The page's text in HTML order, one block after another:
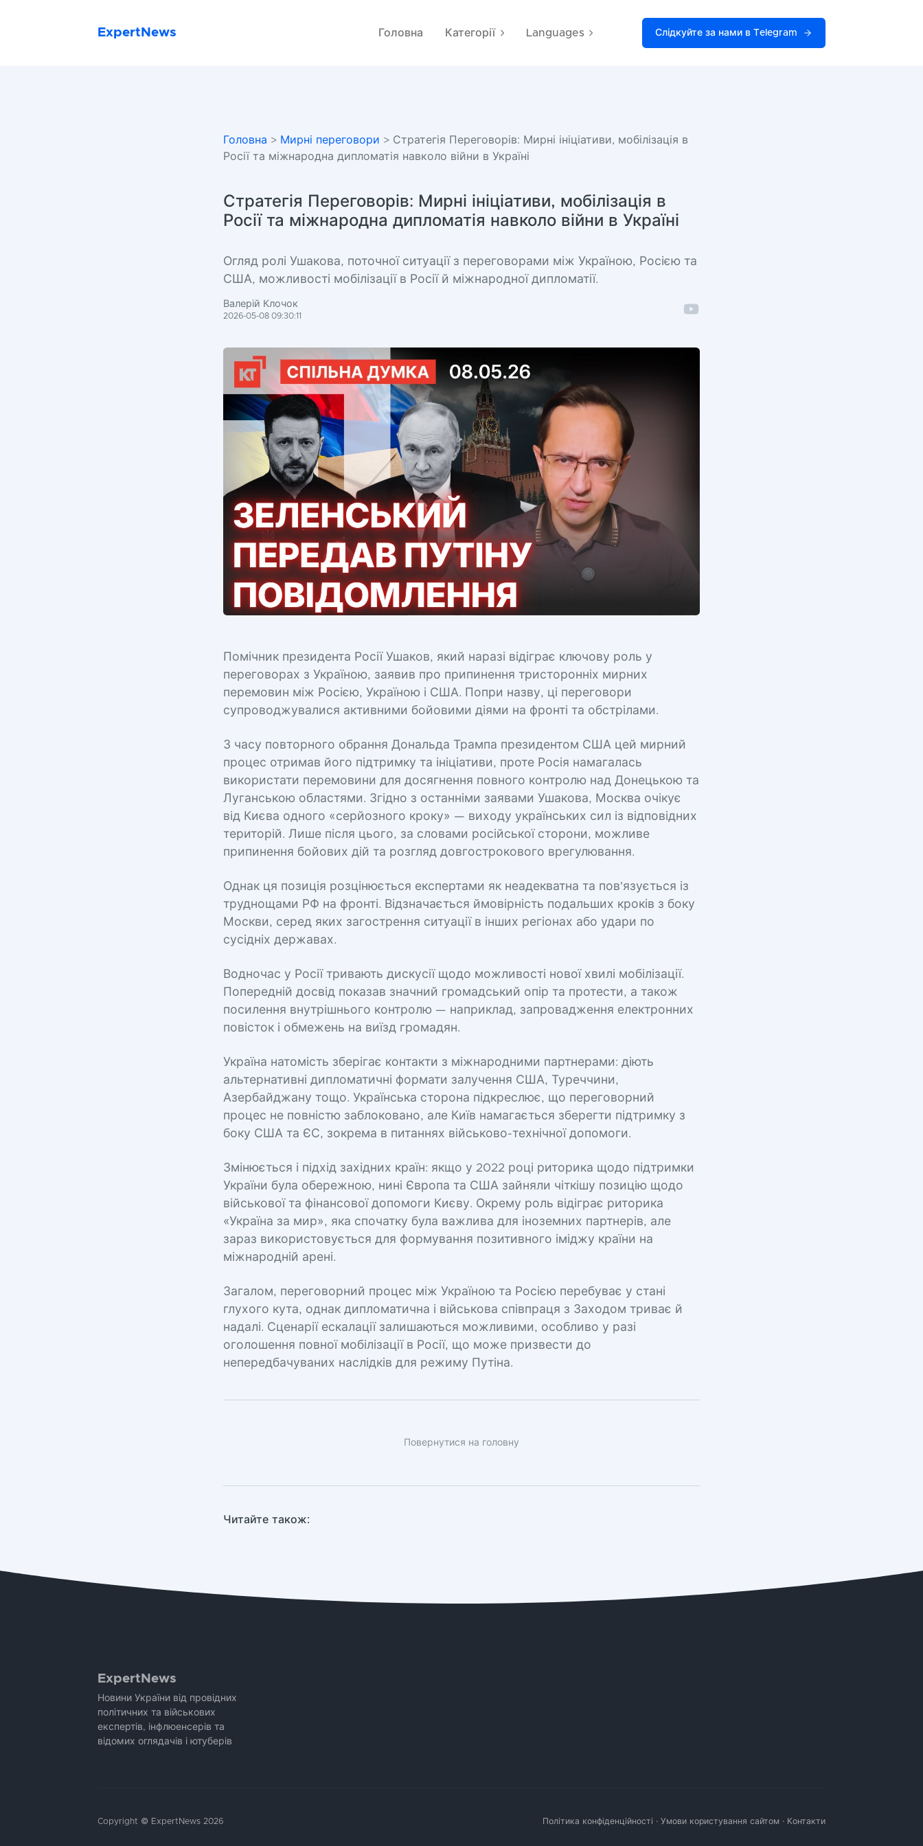
ExpertNews Головна Категорії Languages Слідкуйте за нами в Telegram
Головна > Мирні переговори > Стратегія Переговорів: Мирні ініціативи, мобілізація в
Росії та міжнародна дипломатія навколо війни в Україні
Стратегія Переговорів: Мирні ініціативи, мобілізація в
Росії та міжнародна дипломатія навколо війни в Україні
Огляд ролі Ушакова, поточної ситуації з переговорами між Україною, Росією та
США, можливості мобілізації в Росії й міжнародної дипломатії.
Валерій Клочок
2026-05-08 09:30:11
Помічник президента Росії Ушаков, який наразі відіграє ключову роль у
переговорах з Україною, заявив про припинення тристоронніх мирних
перемовин між Росією, Україною і США. Попри назву, ці переговори
супроводжувалися активними бойовими діями на фронті та обстрілами.
З часу повторного обрання Дональда Трампа президентом США цей мирний
процес отримав його підтримку та ініціативи, проте Росія намагалась
використати перемовини для досягнення повного контролю над Донецькою та
Луганською областями. Згідно з останніми заявами Ушакова, Москва очікує
від Києва одного «серйозного кроку» — виходу українських сил із відповідних
територій. Лише після цього, за словами російської сторони, можливе
припинення бойових дій та розгляд довгострокового врегулювання.
Однак ця позиція розцінюється експертами як неадекватна та пов'язується із
труднощами РФ на фронті. Відзначається ймовірність подальших кроків з боку
Москви, серед яких загострення ситуації в інших регіонах або удари по
сусідніх державах.
Водночас у Росії тривають дискусії щодо можливості нової хвилі мобілізації.
Попередній досвід показав значний громадський опір та протести, а також
посилення внутрішнього контролю — наприклад, запровадження електронних
повісток і обмежень на виїзд громадян.
Україна натомість зберігає контакти з міжнародними партнерами: діють
альтернативні дипломатичні формати залучення США, Туреччини,
Азербайджану тощо. Українська сторона підкреслює, що переговорний
процес не повністю заблоковано, але Київ намагається зберегти підтримку з
боку США та ЄС, зокрема в питаннях військово-технічної допомоги.
Змінюється і підхід західних країн: якщо у 2022 році риторика щодо підтримки
України була обережною, нині Європа та США зайняли чіткішу позицію щодо
військової та фінансової допомоги Києву. Окрему роль відіграє риторика
«Україна за мир», яка спочатку була важлива для іноземних партнерів, але
зараз використовується для формування позитивного іміджу країни на
міжнародній арені.
Загалом, переговорний процес між Україною та Росією перебуває у стані
глухого кута, однак дипломатична і військова співпраця з Заходом триває й
надалі. Сценарії ескалації залишаються можливими, особливо у разі
оголошення повної мобілізації в Росії, що може призвести до
непередбачуваних наслідків для режиму Путіна.
Повернутися на головну
Читайте також:
ExpertNews
Новини України від провідних
політичних та військових
експертів, інфлюенсерів та
відомих оглядачів і ютуберів
Copyright © ExpertNews 2026 Політика конфіденційності · Умови користування сайтом · Контакти